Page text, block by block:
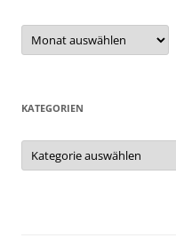
Archiv
KATEGORIEN
Kategorien